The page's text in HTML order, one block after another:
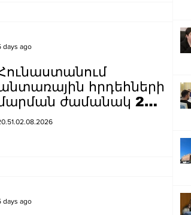
հրդեհների
ժամանակ 2
է բախվել
days ago
days ago